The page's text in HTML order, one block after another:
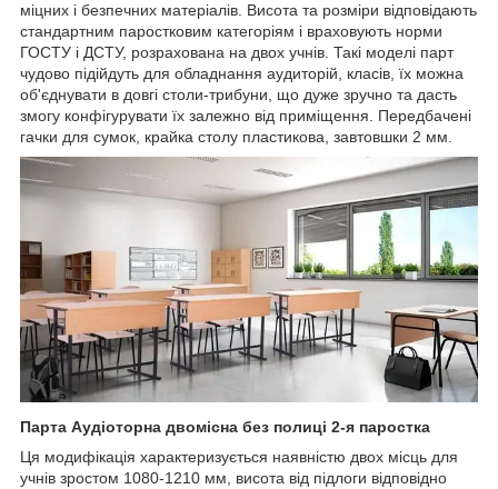
міцних і безпечних матеріалів. Висота та розміри відповідають
стандартним паростковим категоріям і враховують норми
ГОСТУ і ДСТУ, розрахована на двох учнів. Такі моделі парт
чудово підійдуть для обладнання аудиторій, класів, їх можна
об'єднувати в довгі столи-трибуни, що дуже зручно та дасть
змогу конфігурувати їх залежно від приміщення. Передбачені
гачки для сумок, крайка столу пластикова, завтовшки 2 мм.
Парта Аудіоторна двомісна без полиці 2-я паростка
Ця модифікація характеризується наявністю двох місць для
учнів зростом 1080-1210 мм, висота від підлоги відповідно